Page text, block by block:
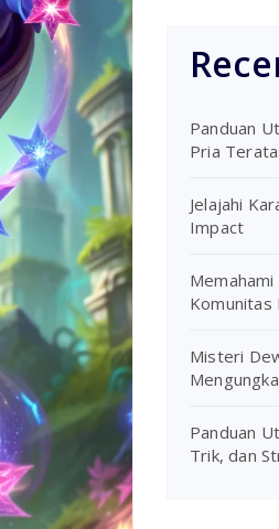
Panduan
Pria
Jelajahi
Impact
Komunitas
Misteri
Panduan
Trik, dan